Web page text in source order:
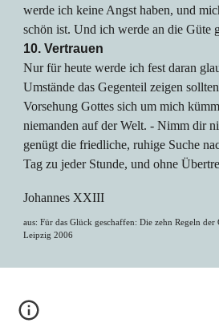
werde ich keine Angst haben, und
schön ist. Und ich werde an die Güte
10. Vertrauen
Nur für heute werde ich fest daran
Umstände das Gegenteil zeigen
Vorsehung Gottes sich um mich
niemanden auf der Welt. - Nimm dir
genügt die friedliche, ruhige Suche
Tag zu jeder Stunde, und ohne
Johannes XXIII
aus: Für das Glück geschaffen: Die zehn Regeln der
Leipzig 2006